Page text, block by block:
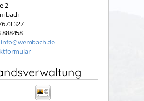
2
327
888458
info@wembach.de